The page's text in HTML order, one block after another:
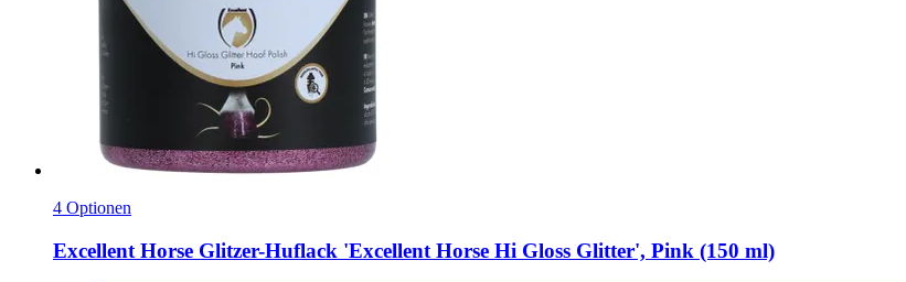
4 Optionen
Excellent Horse Glitzer-​Huflack 'Excellent Horse Hi Gloss Glitter', Pink (150 ml)